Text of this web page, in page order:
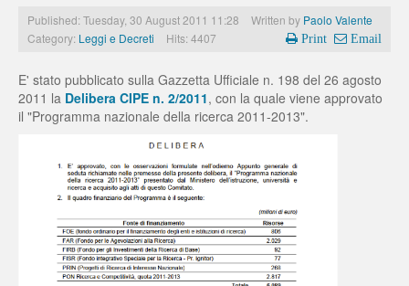
Published: Tuesday, 30 August 2011 11:28 Written by Paolo Valente
Category: Leggi e Decreti Hits: 4407 Print Email
E' stato pubblicato sulla Gazzetta Ufficiale n. 198 del 26 agosto
2011 la Delibera CIPE n. 2/2011, con la quale viene approvato
il "Programma nazionale della ricerca 2011-2013".